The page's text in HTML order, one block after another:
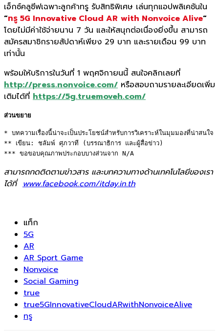
เอ็กซ์คลูซีฟเฉพาะลูกค้าทรู รับสิทธิพิเศษ เล่นทุกแอปพลิเคชันใน
“ทรู 5G Innovative Cloud AR with Nonvoice Alive“
โดยไม่มีค่าใช้จ่ายนาน 7 วัน และให้สนุกต่อเนื่องยิ่งขึ้น สามารถ
สมัครสมาชิกรายสัปดาห์เพียง 29 บาท และรายเดือน 99 บาท
เท่านั้น
พร้อมให้บริการในวันที่ 1 พฤศจิกายนนี้ สนใจคลิกเลยที่
http://press.nonvoice.com/ หรือสอบถามรายละเอียดเพิ่ม
เติมได้ที่ https://5g.truemoveh.com/
ส่วนขยาย
* บทความเรื่องนี้น่าจะเป็นประโยชน์สำหรับการวิเคราะห์ในมุมมองที่น่าสนใจ
** เขียน: ชลัมพ์ ศุภวาที (บรรณาธิการ และผู้สื่อข่าว)
*** ขอขอบคุณภาพประกอบบางส่วนจาก N/A
สามารถกดติดตามข่าวสาร และบทความทางด้านเทคโนโลยีของเรา
ได้ที่ www.facebook.com/itday.in.th
แท็ก
5G
AR
AR Sport Game
Nonvoice
Social Gaming
true
true5GInnovativeCloudARwithNonvoiceAlive
ทรู